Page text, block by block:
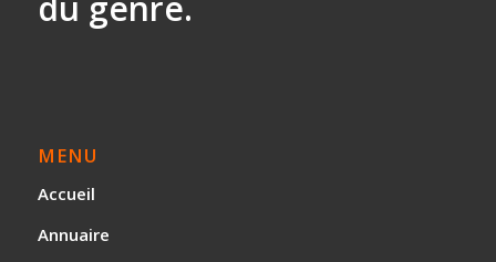
MENU
Accueil
Annuaire